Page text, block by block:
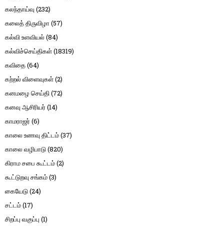
கலந்தாய்வு (232)
கலைத் திருவிழா (57)
கல்வி உளவியல் (84)
கல்விச்செய்திகள்(18319)
கவிதை(64)
கற்றல் விளைவுகள்(2)
கனமழை செய்தி(72)
கனவு ஆசிரியர் (14)
காமராஜர் (6)
காலை உணவு திட்டம்(37)
காலை வழிபாடு(820)
கிராம சபை கூட்டம்(2)
கூட்டுறவு சங்கம்(3)
கையேடு(24)
சட்டம்(17)
சிறப்பு வகுப்பு (1)